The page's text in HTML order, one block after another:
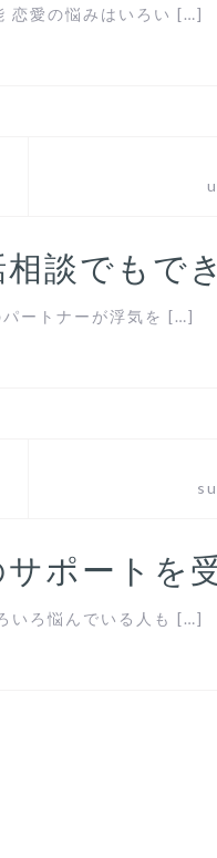
恋愛の悩みはいろい […]
談でもで
ートナーが浮気を […]
ポートを
いろ悩んでいる人も […]